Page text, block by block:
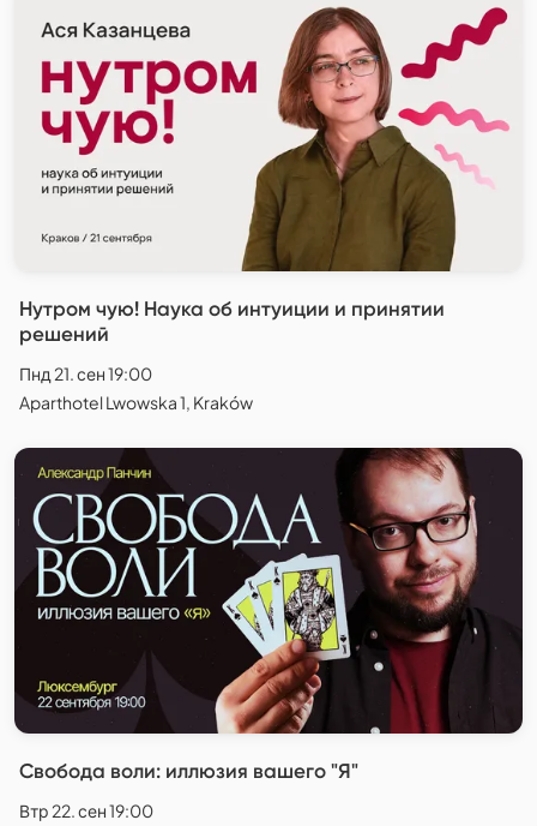
Нутром чую! Наука об интуиции и принятии
решений
Пнд 21. сен 19:00
Aparthotel Lwowska 1, Kraków
Свобода воли: иллюзия вашего "Я"
Втр 22. сен 19:00